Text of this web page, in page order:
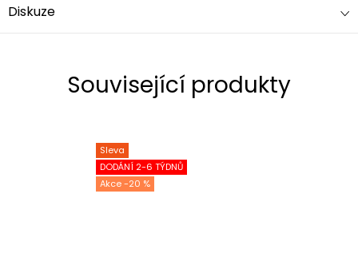
Diskuze
Související produkty
Sleva
DODÁNÍ 2-6 TÝDNŮ
-20 %